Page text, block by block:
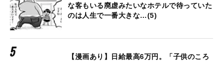
な客もいる廃虚みたいなホテルで待っていた
のは人生で一番大きな…(5)
【漫画あり】日給最高6万円。「子供のころ